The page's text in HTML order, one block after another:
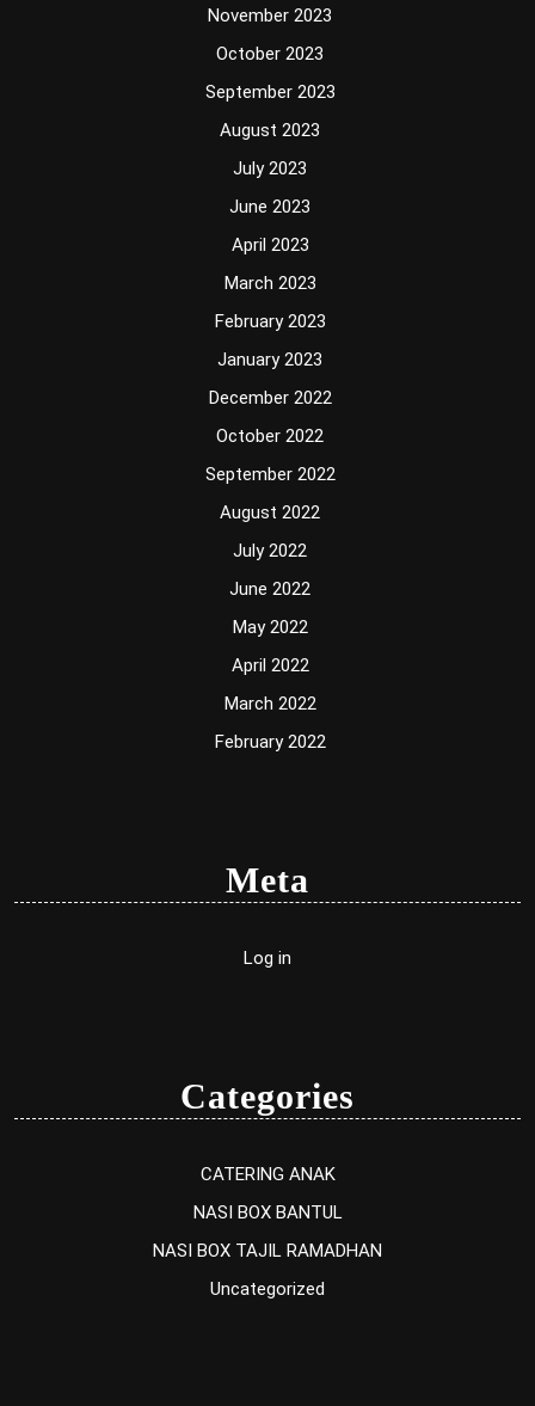
November 2023
October 2023
September 2023
August 2023
July 2023
June 2023
April 2023
March 2023
February 2023
January 2023
December 2022
October 2022
September 2022
August 2022
July 2022
June 2022
May 2022
April 2022
March 2022
February 2022
Meta
Log in
Categories
CATERING ANAK
NASI BOX BANTUL
NASI BOX TAJIL RAMADHAN
Uncategorized